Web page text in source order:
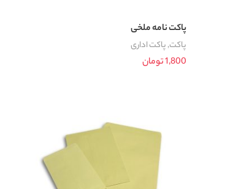
پاکت نامه ملخی
پاکت,پاکت اداری
1,800تومان